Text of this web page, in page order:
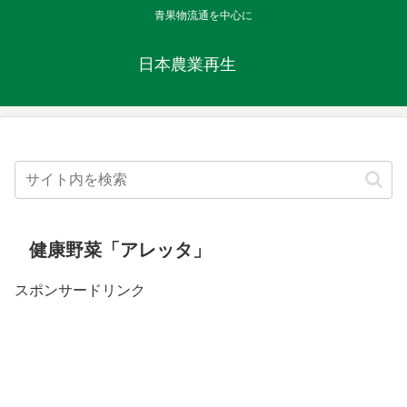
青果物流通を中心に
日本農業再生
健康野菜「アレッタ」
スポンサードリンク